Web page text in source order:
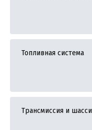
Топливная система
Трансмиссия и шасси